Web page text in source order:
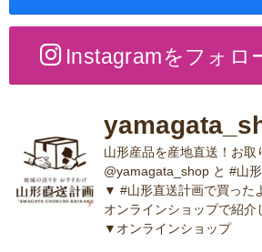
Instagramをフォロ
山形産品を産地直送！お
@yamagata_shop と #山
▼ #山形直送計画で買った
オンラインショップで紹
▼オンラインショップ